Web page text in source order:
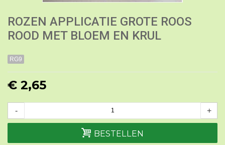
ROZEN APPLICATIE GROTE ROOS
ROOD MET BLOEM EN KRUL
RG9
€ 2,65
- +
BESTELLEN